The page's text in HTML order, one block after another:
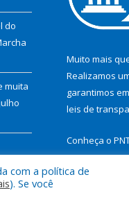
do
muita
Muito mais
Realizamos
garantimos
leis de
Conheça o
com a política de
). Se você